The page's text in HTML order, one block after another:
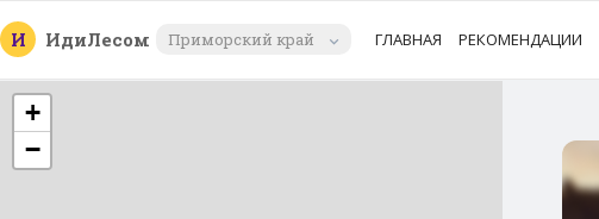
И ИдиЛесом Приморский край ГЛАВНАЯ РЕКОМЕНДАЦИИ
+
−